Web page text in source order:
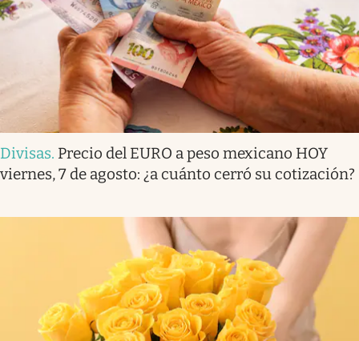
Divisas. Precio del EURO a peso mexicano HOY
viernes, 7 de agosto: ¿a cuánto cerró su cotización?